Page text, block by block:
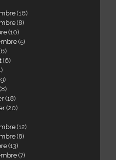
(16)
(8)
(10)
(5)
(6)
(8)
(18)
(20)
(12)
(8)
(13)
(7)